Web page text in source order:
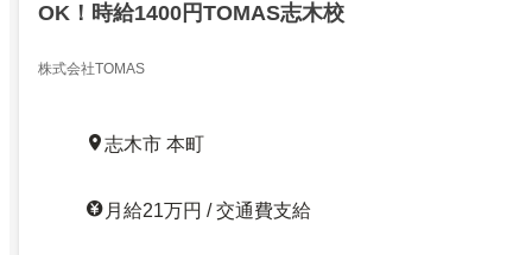
OK！時給1400円TOMAS志木校
株式会社TOMAS
志木市 本町
月給21万円 / 交通費支給